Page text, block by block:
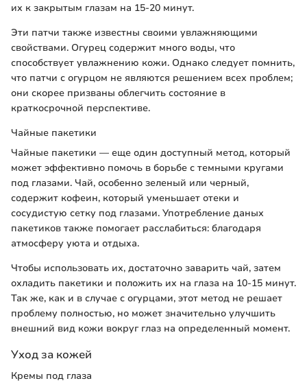
их к закрытым глазам на 15-20 минут.
Эти патчи также известны своими увлажняющими
свойствами. Огурец содержит много воды, что
способствует увлажнению кожи. Однако следует помнить,
что патчи с огурцом не являются решением всех проблем;
они скорее призваны облегчить состояние в
краткосрочной перспективе.
Чайные пакетики
Чайные пакетики — еще один доступный метод, который
может эффективно помочь в борьбе с темными кругами
под глазами. Чай, особенно зеленый или черный,
содержит кофеин, который уменьшает отеки и
сосудистую сетку под глазами. Употребление даных
пакетиков также помогает расслабиться: благодаря
атмосферу уюта и отдыха.
Чтобы использовать их, достаточно заварить чай, затем
охладить пакетики и положить их на глаза на 10-15 минут.
Так же, как и в случае с огурцами, этот метод не решает
проблему полностью, но может значительно улучшить
внешний вид кожи вокруг глаз на определенный момент.
Уход за кожей
Кремы под глаза